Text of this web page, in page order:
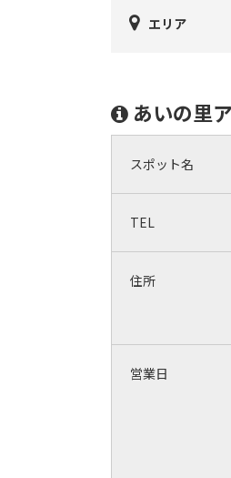
エリア
あいの里
スポット名
TEL
住所
営業日